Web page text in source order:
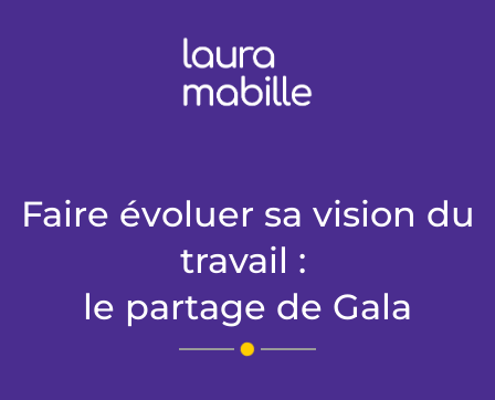
Faire évoluer sa vision du
travail :
le partage de Gala